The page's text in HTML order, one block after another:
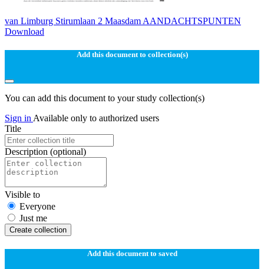
van Limburg Stirumlaan 2 Maasdam AANDACHTSPUNTEN
Download
Add this document to collection(s)
You can add this document to your study collection(s)
Sign in Available only to authorized users
Title
Description (optional)
Visible to
Everyone
Just me
Create collection
Add this document to saved